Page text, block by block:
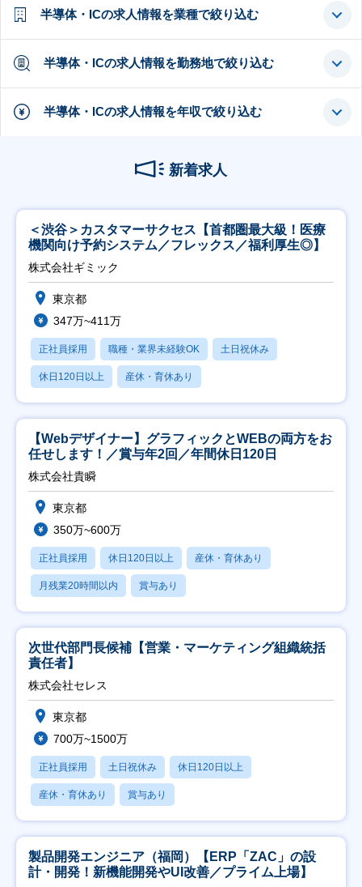
半導体・ICの求人情報を業種で絞り込む
半導体・ICの求人情報を勤務地で絞り込む
半導体・ICの求人情報を年収で絞り込む
新着求人
＜渋谷＞カスタマーサクセス【首都圏最大級！医療
機関向け予約システム／フレックス／福利厚生◎】
株式会社ギミック
東京都
347万~411万
正社員採用 職種・業界未経験OK 土日祝休み
休日120日以上 産休・育休あり
【Webデザイナー】グラフィックとWEBの両方をお
任せします！／賞与年2回／年間休日120日
株式会社貴瞬
東京都
350万~600万
正社員採用 休日120日以上 産休・育休あり
月残業20時間以内 賞与あり
次世代部門長候補【営業・マーケティング組織統括
責任者】
株式会社セレス
東京都
700万~1500万
正社員採用 土日祝休み 休日120日以上
産休・育休あり 賞与あり
製品開発エンジニア（福岡）【ERP「ZAC」の設
計・開発！新機能開発やUI改善／プライム上場】